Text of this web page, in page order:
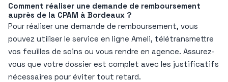
Comment réaliser une demande de remboursement
auprès de la CPAM à Bordeaux ?
Pour réaliser une demande de remboursement, vous
pouvez utiliser le service en ligne Ameli, télétransmettre
vos feuilles de soins ou vous rendre en agence. Assurez-
vous que votre dossier est complet avec les justificatifs
nécessaires pour éviter tout retard.